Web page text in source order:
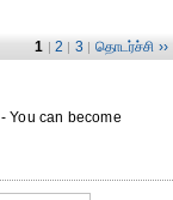
1 | 2 | 3 | தொடர்ச்சி ››
You can become